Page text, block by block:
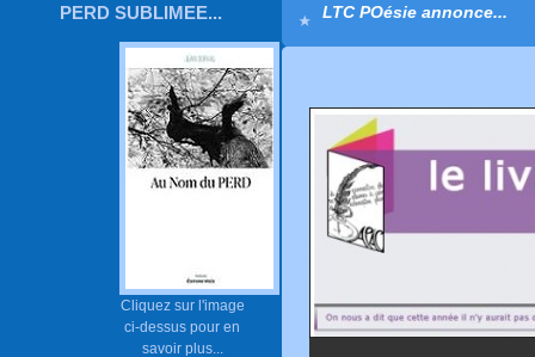
PERD SUBLIMEE...
Cliquez sur l'image
ci-dessus pour en
savoir plus...
LTC POésie annonce...